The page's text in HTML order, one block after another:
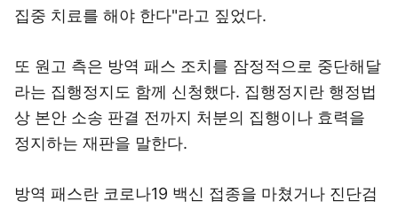
집중 치료를 해야 한다"라고 짚었다.
또 원고 측은 방역 패스 조치를 잠정적으로 중단해달
라는 집행정지도 함께 신청했다. 집행정지란 행정법
상 본안 소송 판결 전까지 처분의 집행이나 효력을
정지하는 재판을 말한다.
방역 패스란 코로나19 백신 접종을 마쳤거나 진단검